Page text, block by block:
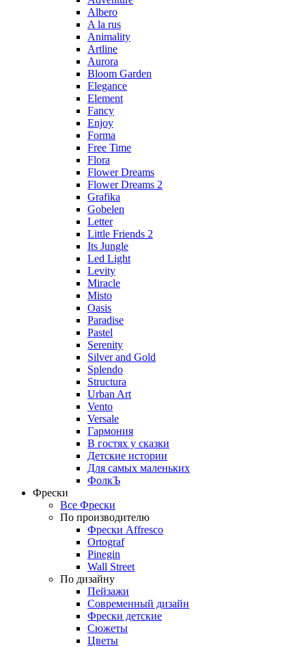
Albero
A la rus
Animality
Artline
Aurora
Bloom Garden
Elegance
Element
Fancy
Enjoy
Forma
Free Time
Flora
Flower Dreams
Flower Dreams 2
Grafika
Gobelen
Letter
Little Friends 2
Its Jungle
Led Light
Levity
Miracle
Misto
Oasis
Paradise
Pastel
Serenity
Silver and Gold
Splendo
Structura
Urban Art
Vento
Versale
Гармония
В гостях у сказки
Детские истории
Для самых маленьких
ФолкЪ
Фрески
Все Фрески
По производителю
Фрески Affresco
Ortograf
Pinegin
Wall Street
По дизайну
Пейзажи
Современный дизайн
Фрески детские
Сюжеты
Цветы